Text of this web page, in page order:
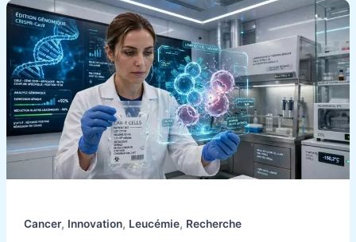
Cancer, Innovation, Leucémie, Recherche
Leucémie
incurable
:
une
thérapie
génique
offre
une
rémission
à
%